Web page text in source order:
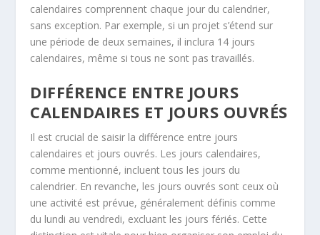
calendaires comprennent chaque jour du calendrier,
sans exception. Par exemple, si un projet s’étend sur
une période de deux semaines, il inclura 14 jours
calendaires, même si tous ne sont pas travaillés.
DIFFÉRENCE ENTRE JOURS
CALENDAIRES ET JOURS OUVRÉS
Il est crucial de saisir la différence entre jours
calendaires et jours ouvrés. Les jours calendaires,
comme mentionné, incluent tous les jours du
calendrier. En revanche, les jours ouvrés sont ceux où
une activité est prévue, généralement définis comme
du lundi au vendredi, excluant les jours fériés. Cette